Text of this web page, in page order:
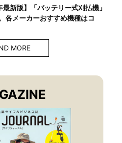
最新版】「バッテリー式刈払機」
各メーカーおすすめ機種はコ
MORE